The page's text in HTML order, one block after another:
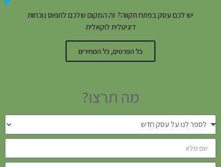
יש לכם עסק בפתח תקווה? זה המקום שלכם לתפוס נוכחות
דיגיטלית לוקאלית
כל הפרטים, כל המחירים
מה תרצו?